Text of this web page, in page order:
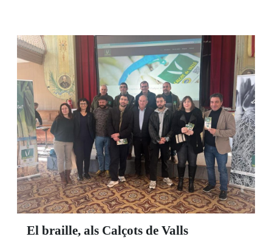
El braille, als Calçots de Valls